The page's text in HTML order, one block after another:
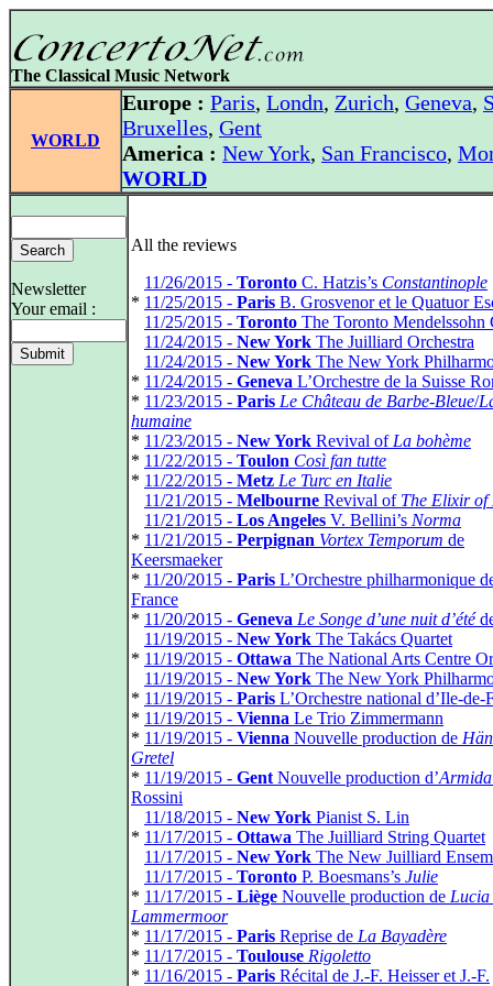
The Classical Music Network
WORLD
Europe : Paris, Londn, Zurich, Geneva,
Bruxelles, Gent
America : New York, San Francisco,
WORLD
Newsletter
Your email :
All the reviews
11/26/2015 - Toronto C. Hatzis’s Constantinople
* 11/25/2015 - Paris B. Grosvenor et le Quatuor
11/25/2015 - Toronto The Toronto Mendelssohn
11/24/2015 - New York The Juilliard Orchestra
11/24/2015 - New York The New York
* 11/24/2015 - Geneva L’Orchestre de la Suisse
* 11/23/2015 - Paris Le Château de Barbe-Bleue/
humaine
* 11/23/2015 - New York Revival of La bohème
* 11/22/2015 - Toulon Così fan tutte
* 11/22/2015 - Metz Le Turc en Italie
11/21/2015 - Melbourne Revival of The Elixir of
11/21/2015 - Los Angeles V. Bellini’s Norma
* 11/21/2015 - Perpignan Vortex Temporum de
Keersmaeker
* 11/20/2015 - Paris L’Orchestre philharmonique
France
* 11/20/2015 - Geneva Le Songe d’une nuit d’été
11/19/2015 - New York The Takács Quartet
* 11/19/2015 - Ottawa The National Arts Centre
11/19/2015 - New York The New York
* 11/19/2015 - Paris L’Orchestre national d’Ile-de-
* 11/19/2015 - Vienna Le Trio Zimmermann
* 11/19/2015 - Vienna Nouvelle production de
Gretel
* 11/19/2015 - Gent Nouvelle production d’Armida
Rossini
11/18/2015 - New York Pianist S. Lin
* 11/17/2015 - Ottawa The Juilliard String Quartet
11/17/2015 - New York The New Juilliard
11/17/2015 - Toronto P. Boesmans’s Julie
* 11/17/2015 - Liège Nouvelle production de
Lammermoor
* 11/17/2015 - Paris Reprise de La Bayadère
* 11/17/2015 - Toulouse Rigoletto
* 11/16/2015 - Paris Récital de J.-F. Heisser et J.-F.